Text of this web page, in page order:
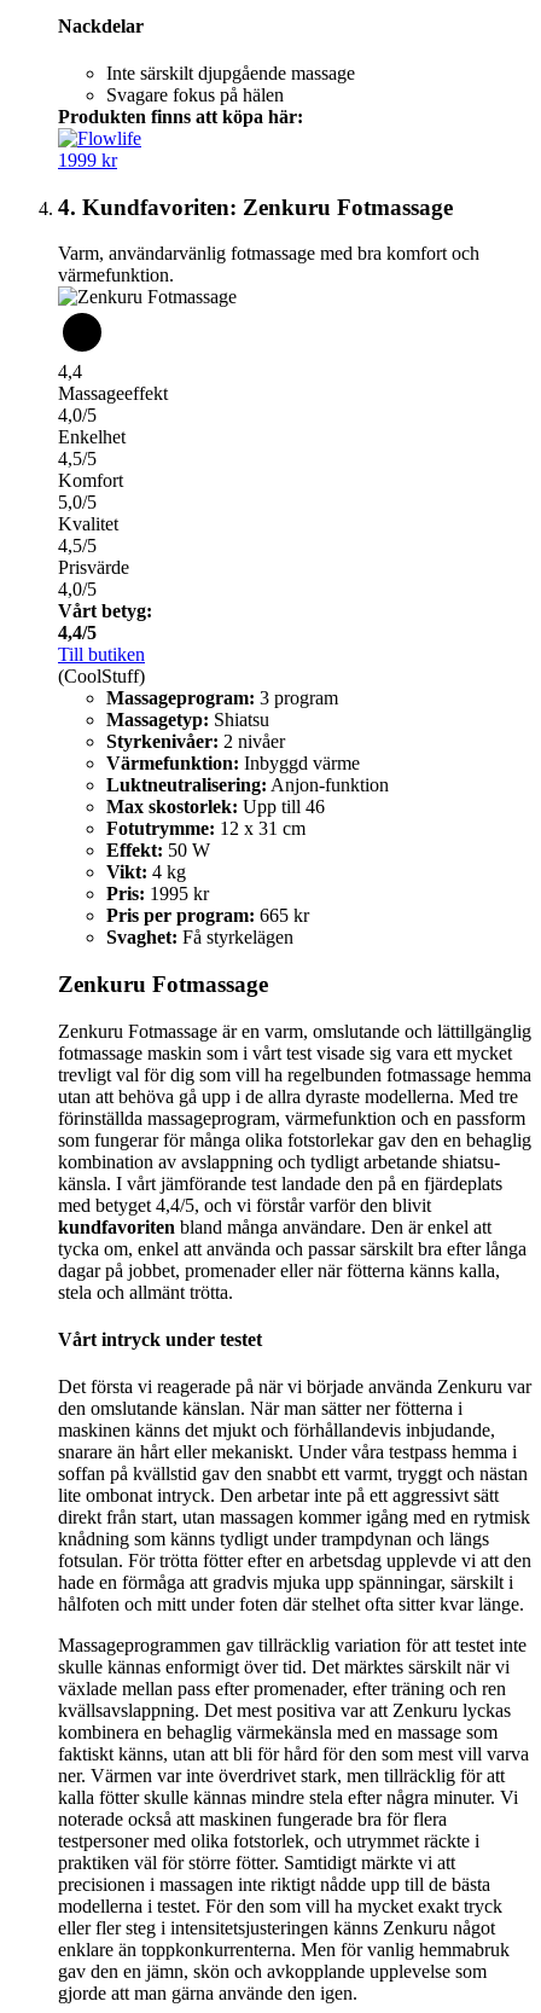
Nackdelar
Inte särskilt djupgående massage
Svagare fokus på hälen
Produkten finns att köpa här:
1999 kr
4. Kundfavoriten: Zenkuru Fotmassage
Varm, användarvänlig fotmassage med bra komfort och
värmefunktion.
4,4
Massageeffekt
4,0/5
Enkelhet
4,5/5
Komfort
5,0/5
Kvalitet
4,5/5
Prisvärde
4,0/5
Vårt betyg:
4,4/5
Till butiken
(CoolStuff)
Massageprogram: 3 program
Massagetyp: Shiatsu
Styrkenivåer: 2 nivåer
Värmefunktion: Inbyggd värme
Luktneutralisering: Anjon-funktion
Max skostorlek: Upp till 46
Fotutrymme: 12 x 31 cm
Effekt: 50 W
Vikt: 4 kg
Pris: 1995 kr
Pris per program: 665 kr
Svaghet: Få styrkelägen
Zenkuru Fotmassage
Zenkuru Fotmassage är en varm, omslutande och lättillgänglig
fotmassage maskin som i vårt test visade sig vara ett mycket
trevligt val för dig som vill ha regelbunden fotmassage hemma
utan att behöva gå upp i de allra dyraste modellerna. Med tre
förinställda massageprogram, värmefunktion och en passform
som fungerar för många olika fotstorlekar gav den en behaglig
kombination av avslappning och tydligt arbetande shiatsu-
känsla. I vårt jämförande test landade den på en fjärdeplats
med betyget 4,4/5, och vi förstår varför den blivit
kundfavoriten bland många användare. Den är enkel att
tycka om, enkel att använda och passar särskilt bra efter långa
dagar på jobbet, promenader eller när fötterna känns kalla,
stela och allmänt trötta.
Vårt intryck under testet
Det första vi reagerade på när vi började använda Zenkuru var
den omslutande känslan. När man sätter ner fötterna i
maskinen känns det mjukt och förhållandevis inbjudande,
snarare än hårt eller mekaniskt. Under våra testpass hemma i
soffan på kvällstid gav den snabbt ett varmt, tryggt och nästan
lite ombonat intryck. Den arbetar inte på ett aggressivt sätt
direkt från start, utan massagen kommer igång med en rytmisk
knådning som känns tydligt under trampdynan och längs
fotsulan. För trötta fötter efter en arbetsdag upplevde vi att den
hade en förmåga att gradvis mjuka upp spänningar, särskilt i
hålfoten och mitt under foten där stelhet ofta sitter kvar länge.
Massageprogrammen gav tillräcklig variation för att testet inte
skulle kännas enformigt över tid. Det märktes särskilt när vi
växlade mellan pass efter promenader, efter träning och ren
kvällsavslappning. Det mest positiva var att Zenkuru lyckas
kombinera en behaglig värmekänsla med en massage som
faktiskt känns, utan att bli för hård för den som mest vill varva
ner. Värmen var inte överdrivet stark, men tillräcklig för att
kalla fötter skulle kännas mindre stela efter några minuter. Vi
noterade också att maskinen fungerade bra för flera
testpersoner med olika fotstorlek, och utrymmet räckte i
praktiken väl för större fötter. Samtidigt märkte vi att
precisionen i massagen inte riktigt nådde upp till de bästa
modellerna i testet. För den som vill ha mycket exakt tryck
eller fler steg i intensitetsjusteringen känns Zenkuru något
enklare än toppkonkurrenterna. Men för vanlig hemmabruk
gav den en jämn, skön och avkopplande upplevelse som
gjorde att man gärna använde den igen.